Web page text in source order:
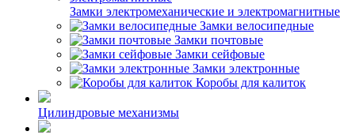
Замки электромеханические и электромагнитные
Замки велосипедные
Замки почтовые
Замки сейфовые
Замки электронные
Коробы для калиток
Цилиндровые механизмы